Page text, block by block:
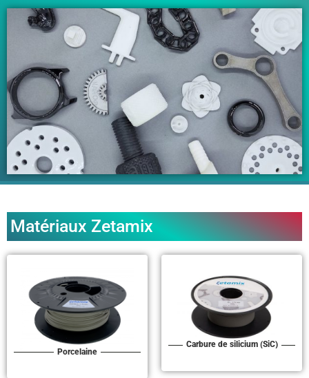
Matériaux Zetamix
Porcelaine
Carbure de silicium (SiC)